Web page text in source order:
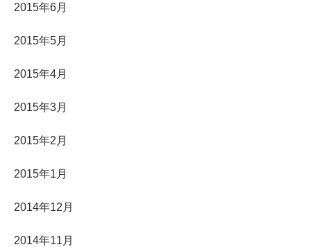
2015年6月
2015年5月
2015年4月
2015年3月
2015年2月
2015年1月
2014年12月
2014年11月